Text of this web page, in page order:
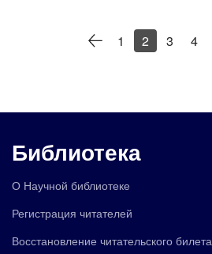
1 2 3 4
Библиотека
О Научной библиотеке
Регистрация читателей
Восстановление читательского билета